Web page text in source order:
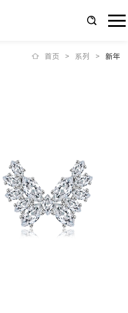
首页 > 系列 > 新年